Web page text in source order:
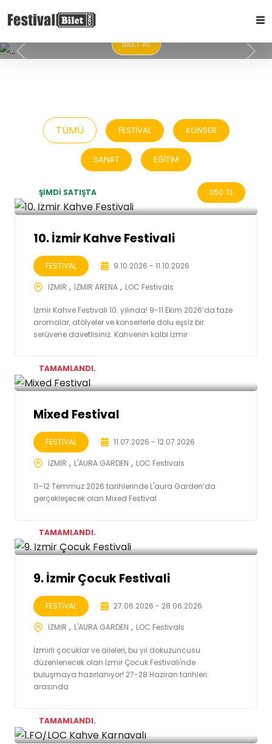
BİLET AL
PREVIOUS NEXT
TÜMÜ FESTİVAL KONSER
SANAT EĞİTİM
ŞİMDİ SATIŞTA 350 TL
10. İzmir Kahve Festivali
FESTİVAL 9.10.2026 - 11.10.2026
İZMİR İZMİR ARENA LOC Festivals
İzmir Kahve Festivali 10. yılında! 9-11 Ekim 2026’da taze
aromalar, atölyeler ve konserlerle dolu eşsiz bir
serüvene davetlisiniz. Kahvenin kalbi İzmir
TAMAMLANDI.
Mixed Festival
FESTİVAL 11.07.2026 - 12.07.2026
İZMİR L'AURA GARDEN LOC Festivals
11–12 Temmuz 2026 tarihlerinde L'aura Garden’da
gerçekleşecek olan Mixed Festival
TAMAMLANDI.
9. İzmir Çocuk Festivali
FESTİVAL 27.06.2026 - 28.06.2026
İZMİR L'AURA GARDEN LOC Festivals
İzmirli çocuklar ve aileleri, bu yıl dokuzuncusu
düzenlenecek olan İzmir Çocuk Festivali'nde
buluşmaya hazırlanıyor! 27-28 Haziran tarihleri
arasında
TAMAMLANDI.